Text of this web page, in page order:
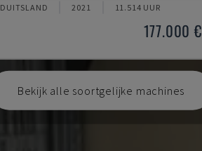
DUITSLAND 2021 11.514 UUR
177.000 €
Bekijk alle soortgelijke machines